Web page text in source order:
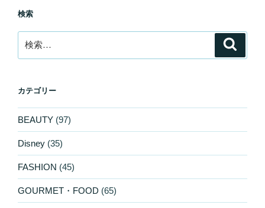
検索
索:
カテゴリー
BEAUTY (97)
Disney (35)
FASHION (45)
GOURMET・FOOD (65)